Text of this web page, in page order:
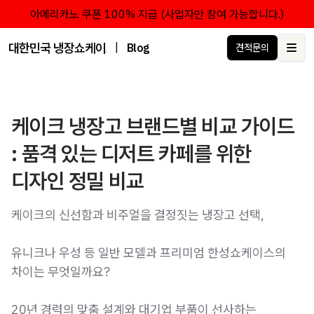
아메리카노 쿠폰 100% 지급 (사업자만 참여 가능합니다.)
대한민국 냉장쇼케이스 점유율 1위 브랜드 한성쇼케이스
Blog 견적문의
케이크 냉장고 브랜드별 비교 가이드
: 품격 있는 디저트 카페를 위한
디자인 정밀 비교
케이크의 신선함과 비주얼을 결정짓는 냉장고 선택,
유니크나 우성 등 일반 모델과 프리미엄 한성쇼케이스의
차이는 무엇일까요?
20년 경력의 맞춤 설계와 대기업 부품이 선사하는